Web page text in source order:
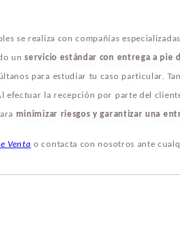
se realiza con compañías
unservicio estándar con entrega a pie
para estudiar tu caso particular.
efectuar la recepción por parte del
minimizar riesgos y garantizar una
Venta o contacta con nosotros ante